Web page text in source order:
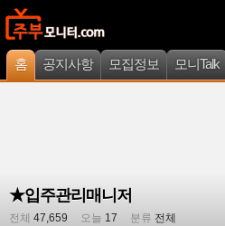
홈 공지사항 모집정보 모니Talk
★입주관리매니저
전체 47,659 오늘 17 분류 전체